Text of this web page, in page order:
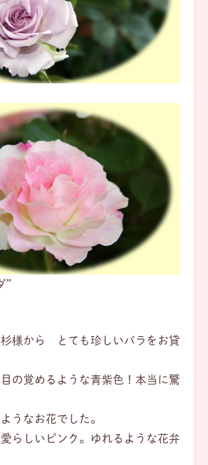
”
杉様から とても珍しいバラをお貸
の覚めるような青紫色！本当に驚
うなお花でした。
らしいピンク。ゆれるような花弁